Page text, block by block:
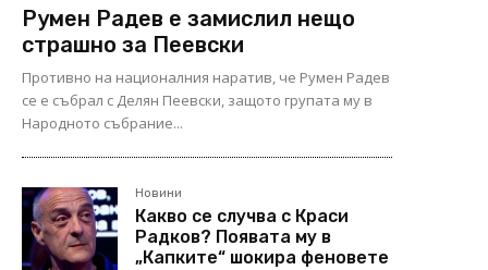
Румен Радев е замислил нещо
страшно за Пеевски
Противно на националния наратив, че Румен Радев
се е събрал с Делян Пеевски, защото групата му в
Народното събрание...
Новини
Какво се случва с Краси
Радков? Появата му в
„Капките“ шокира феновете